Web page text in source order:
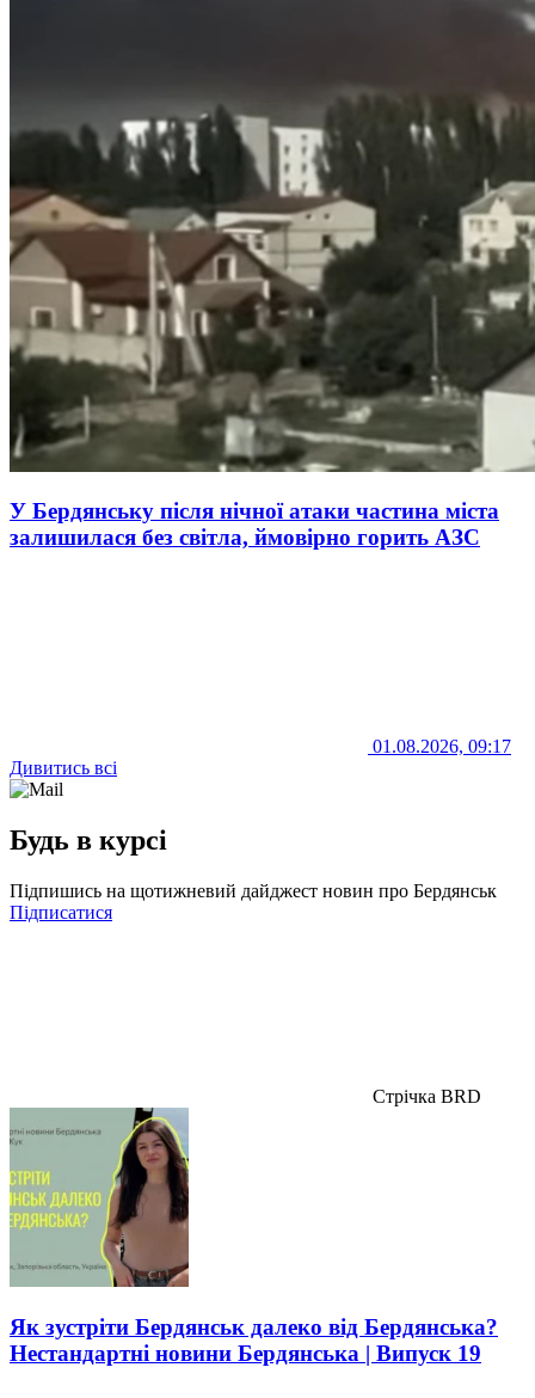
У Бердянську після нічної атаки частина міста
залишилася без світла, ймовірно горить АЗС
01.08.2026, 09:17
Дивитись всі
Будь в курсі
Підпишись на щотижневий дайджест новин про Бердянськ
Підписатися
Стрічка BRD
Як зустріти Бердянськ далеко від Бердянська?
Нестандартні новини Бердянська | Випуск 19